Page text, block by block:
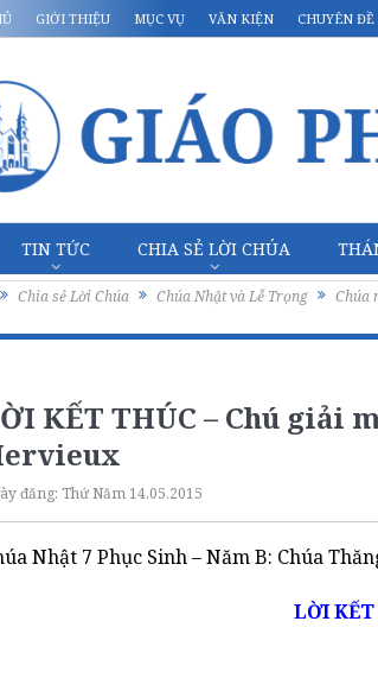
GIỚI THIỆU MỤC VỤ VĂN KIỆN CHUYÊN ĐỀ
TIN TỨC CHIA SẺ LỜI CHÚA
Chia sẻ Lời Chúa Chúa Nhật và Lễ Trọng Chúa
KẾT THÚC – Chú giải
đăng: Thứ Năm 14.05.2015
Nhật 7 Phục Sinh – Năm B: Chúa
LỜI KẾT